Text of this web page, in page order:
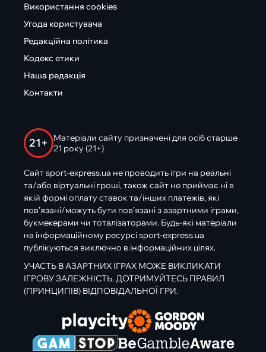
Використання cookies
Угода користувача
Редакційна політика
Кодекс етики
Наша редакція
Контакти
21+
Матеріали сайту призначені для осіб старше
21 року (21+)
Сайт sport-express.ua не проводить ігри на реальні
та/або віртуальні гроші, також сайт не приймає ні в
якій формі оплату ставок та/інших платежів, які
пов’язані/можуть бути пов’язані з азартними іграми,
букмекерами чи тоталізаторами. Будь-які матеріали
на інформаційному ресурсі sport-express.ua
публікуються виключно в інформаційних цілях.
УЧАСТЬ В АЗАРТНИХ ІГРАХ МОЖЕ ВИКЛИКАТИ
ІГРОВУ ЗАЛЕЖНІСТЬ. ДОТРИМУЙТЕСЬ ПРАВИЛ
(ПРИНЦИПІВ) ВІДПОВІДАЛЬНОЇ ГРИ.